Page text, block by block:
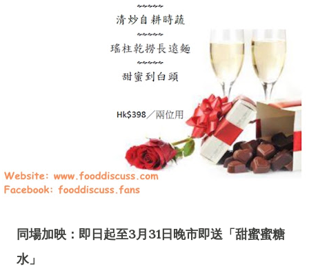
同場加映：即日起至3月31日晚市即送「甜蜜蜜糖
水」